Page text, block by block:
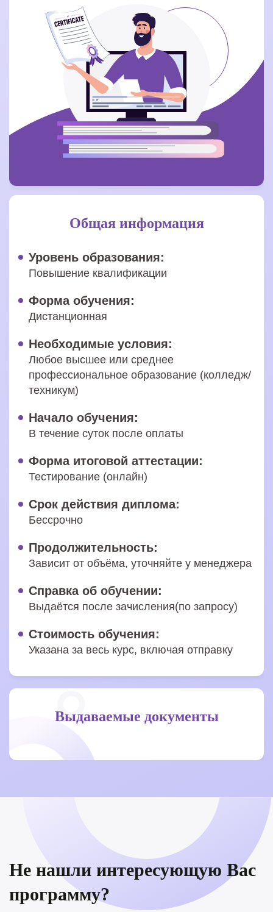
Общая информация
Уровень образования:
Повышение квалификации
Форма обучения:
Дистанционная
Необходимые условия:
Любое высшее или среднее
профессиональное образование (колледж/
техникум)
Начало обучения:
В течение суток после оплаты
Форма итоговой аттестации:
Тестирование (онлайн)
Срок действия диплома:
Бессрочно
Продолжительность:
Зависит от объёма, уточняйте у менеджера
Справка об обучении:
Выдаётся после зачисления(по запросу)
Стоимость обучения:
Указана за весь курс, включая отправку
Выдаваемые документы
Не нашли интересующую Вас
программу?